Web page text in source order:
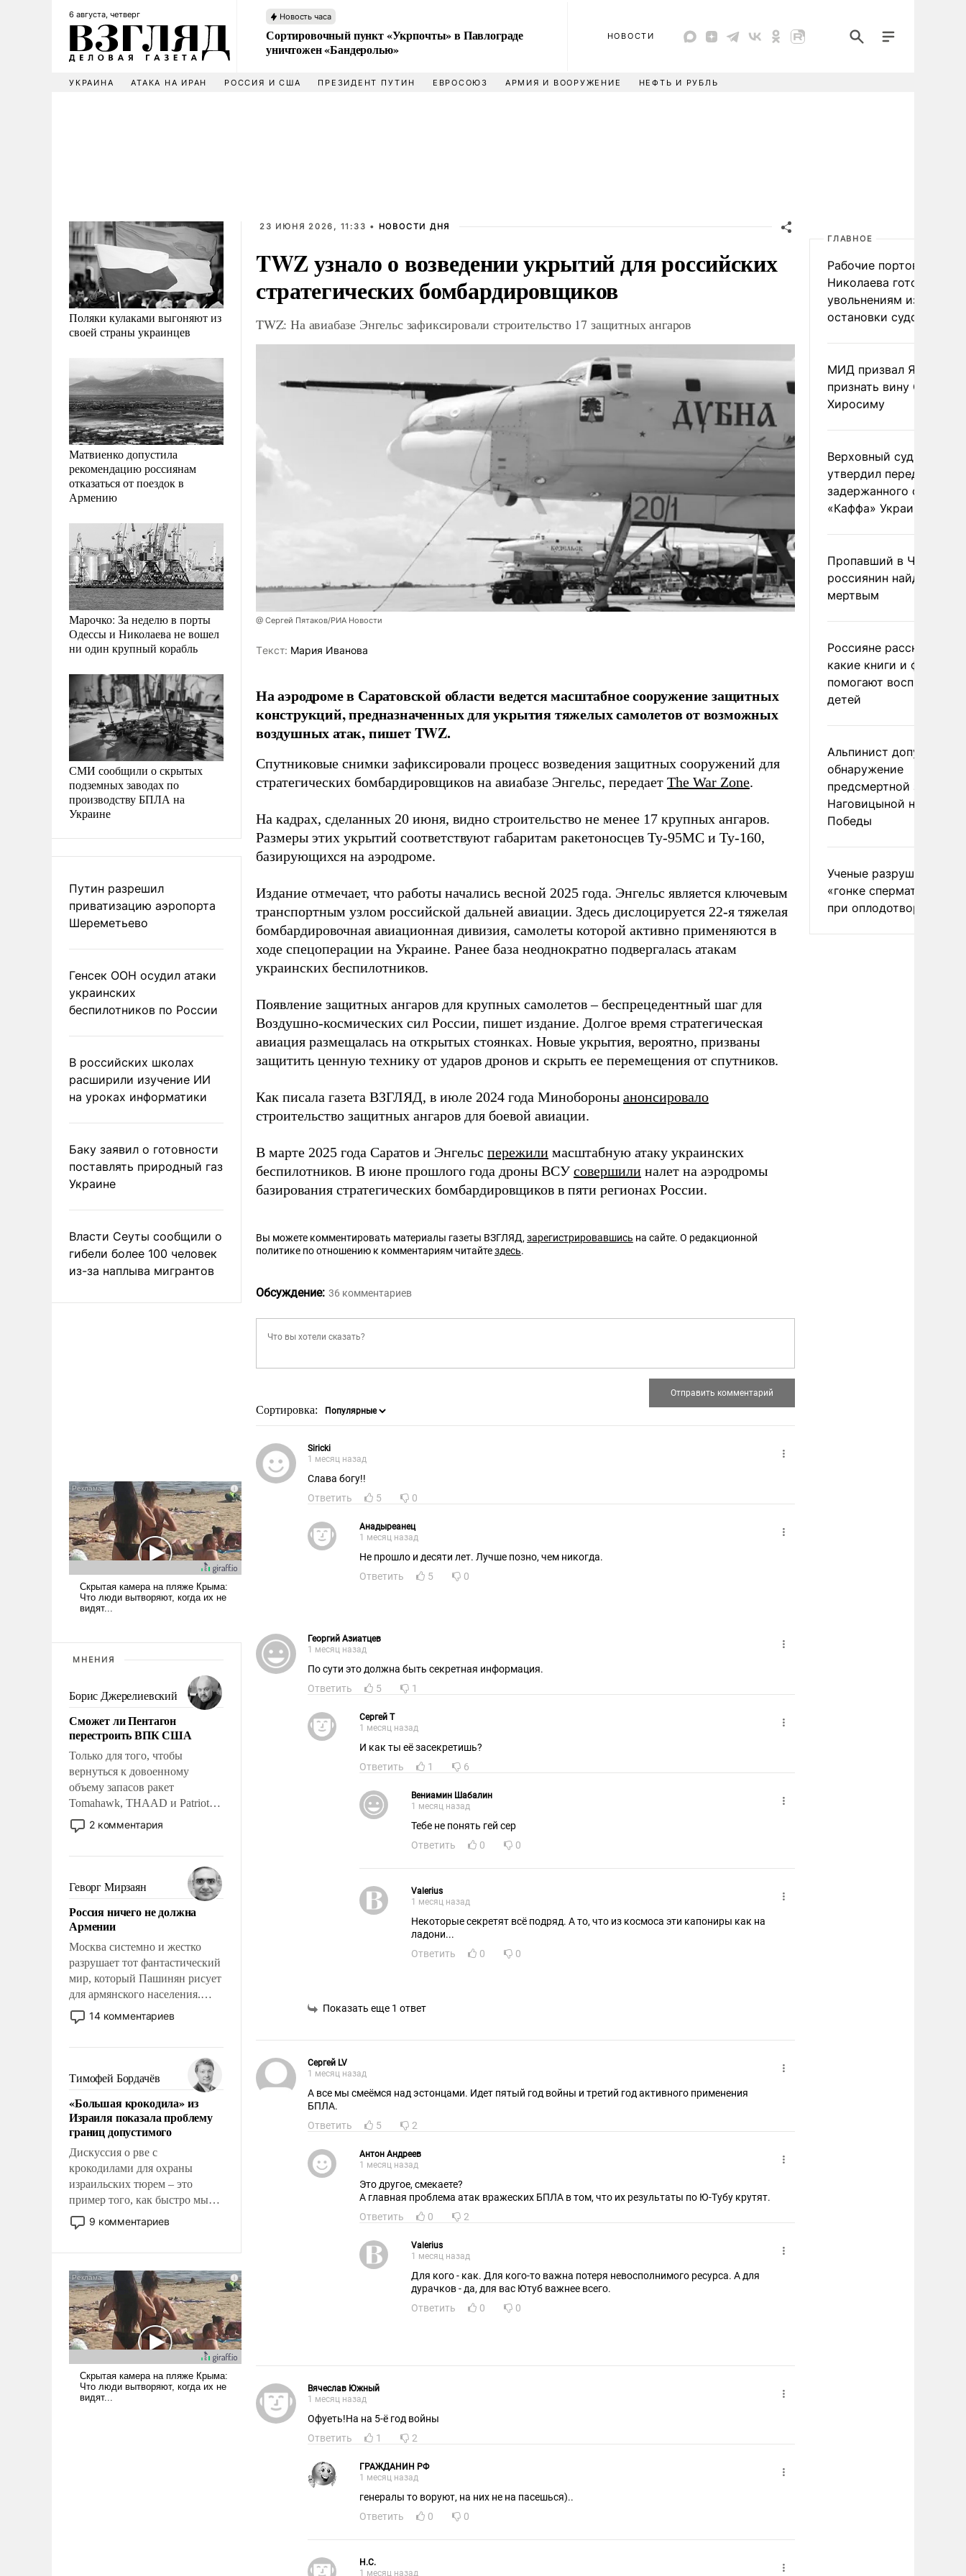
6 августа, четверг Новость часа
Сортировочный пункт «Укрпочты» в Павлограде
уничтожен «Бандеролью»
НОВОСТИ
УКРАИНА АТАКА НА ИРАН РОССИЯ И США ПРЕЗИДЕНТ ПУТИН ЕВРОСОЮЗ АРМИЯ И ВООРУЖЕНИЕ НЕФТЬ И РУБЛЬ
Поляки кулаками выгоняют из
своей страны украинцев
Матвиенко допустила
рекомендацию россиянам
отказаться от поездок в
Армению
Марочко: За неделю в порты
Одессы и Николаева не вошел
ни один крупный корабль
СМИ сообщили о скрытых
подземных заводах по
производству БПЛА на
Украине
Путин разрешил
приватизацию аэропорта
Шереметьево
Генсек ООН осудил атаки
украинских
беспилотников по России
В российских школах
расширили изучение ИИ
на уроках информатики
Баку заявил о готовности
поставлять природный газ
Украине
Власти Сеуты сообщили о
гибели более 100 человек
из-за наплыва мигрантов
МНЕНИЯ
Борис Джерелиевский
Сможет ли Пентагон
перестроить ВПК США
Только для того, чтобы
вернуться к довоенному
объему запасов ракет
Tomahawk, THAAD и Patriot
США потребуется более трех
лет. Даже небольшая война с
Сложившаяся ситуация
означает многолетний период
уязвимости США, например,
перед Китаем.
2 комментария
Геворг Мирзаян
Россия ничего не должна
Армении
Москва системно и жестко
разрушает тот фантастический
мир, который Пашинян рисует
для армянского населения.
Мир, где политические
прожекты будут безусловно
налогоплательщиков и где
Еревану за свои поступки не
нужно отвечать.
14 комментариев
Тимофей Бордачёв
«Большая крокодила» из
Израиля показала проблему
границ допустимого
Дискуссия о рве с
крокодилами для охраны
израильских тюрем – это
пример того, как быстро мы
двигаемся по пути
революционных изменений.
псевдонаучной фантастики,
стало всерьез обсуждаемой
идеей.
9 комментариев
23 ИЮНЯ 2026, 11:33 • НОВОСТИ ДНЯ
TWZ узнало о возведении укрытий для российских
стратегических бомбардировщиков
TWZ: На авиабазе Энгельс зафиксировали строительство 17 защитных ангаров
@ Сергей Пятаков/РИА Новости
Tекст: Мария Иванова
На аэродроме в Саратовской области ведется масштабное сооружение защитных
конструкций, предназначенных для укрытия тяжелых самолетов от возможных
воздушных атак, пишет TWZ.
Спутниковые снимки зафиксировали процесс возведения защитных сооружений для
стратегических бомбардировщиков на авиабазе Энгельс, передает The War Zone.
На кадрах, сделанных 20 июня, видно строительство не менее 17 крупных ангаров.
Размеры этих укрытий соответствуют габаритам ракетоносцев Ту-95МС и Ту-160,
базирующихся на аэродроме.
Издание отмечает, что работы начались весной 2025 года. Энгельс является ключевым
транспортным узлом российской дальней авиации. Здесь дислоцируется 22-я тяжелая
бомбардировочная авиационная дивизия, самолеты которой активно применяются в
ходе спецоперации на Украине. Ранее база неоднократно подвергалась атакам
украинских беспилотников.
Появление защитных ангаров для крупных самолетов – беспрецедентный шаг для
Воздушно-космических сил России, пишет издание. Долгое время стратегическая
авиация размещалась на открытых стоянках. Новые укрытия, вероятно, призваны
защитить ценную технику от ударов дронов и скрыть ее перемещения от спутников.
Как писала газета ВЗГЛЯД, в июле 2024 года Минобороны анонсировало
строительство защитных ангаров для боевой авиации.
В марте 2025 года Саратов и Энгельс пережили масштабную атаку украинских
беспилотников. В июне прошлого года дроны ВСУ совершили налет на аэродромы
базирования стратегических бомбардировщиков в пяти регионах России.
Вы можете комментировать материалы газеты ВЗГЛЯД,зарегистрировавшись на сайте. О редакционной
политике по отношению к комментариям читайтездесь.
Обсуждение: 36 комментариев
Сортировка:
Siricki
1 месяц назад
Слава богу!!
Ответить
5 0
Анадыреанец
1 месяц назад
Не прошло и десяти лет. Лучше позно, чем никогда.
Ответить
5 0
Георгий Азиатцев
1 месяц назад
По сути это должна быть секретная информация.
Ответить
5 1
Cepгeй T
1 месяц назад
И как ты её засекретишь?
Ответить
1 6
Вениамин Шабалин
1 месяц назад
Тебе не понять гей сер
Ответить
0 0
Valerius
1 месяц назад
Некоторые секретят всё подряд. А то, что из космоса эти капониры как на
ладони...
Ответить
0 0
Показать еще 1 ответ
Сергей LV
1 месяц назад
А все мы смеёмся над эстонцами. Идет пятый год войны и третий год активного применения
БПЛА.
Ответить
5 2
Антон Андреев
1 месяц назад
Это другое, смекаете?
А главная проблема атак вражеских БПЛА в том, что их результаты по Ю-Тубу крутят.
Ответить
0 2
Valerius
1 месяц назад
Для кого - как. Для кого-то важна потеря невосполнимого ресурса. А для
дурачков - да, для вас Ютуб важнее всего.
Ответить
0 0
Вячеслав Южный
1 месяц назад
Офуеть!На на 5-ё год войны
Ответить
1 2
ГРАЖДАНИН РФ
1 месяц назад
генералы то воруют, на них не на пасешься)..
Ответить
0 0
H.C.
1 месяц назад
ГЛАВНОЕ
Рабочие портов
Николаева готовятся к
увольнениям из-за
остановки судоходства
МИД призвал Японию
признать вину США за
Хиросиму
Верховный суд Швеции
утвердил передачу
задержанного
«Каффа» Украине
Пропавший в
россиянин найден
мертвым
Россияне рассказали,
какие книги и фильмы
помогают воспитывать
детей
Альпинист допустил
обнаружение
предсмертной записки
Наговицыной на пике
Победы
Ученые разрушили миф
«гонке
при оплодотворении